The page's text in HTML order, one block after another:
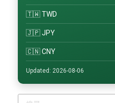
🇹🇼 TWD
🇯🇵 JPY
🇨🇳 CNY
Updated: 2026-08-06